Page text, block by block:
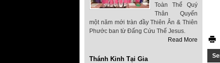
Toàn Thể Quý
Thân Quyến
một năm mới tràn đầy Thiên Ân & Thiên
Phước ban từ Đấng Cứu Thế Jesus.
Read More
Thánh Kinh Tại Gia